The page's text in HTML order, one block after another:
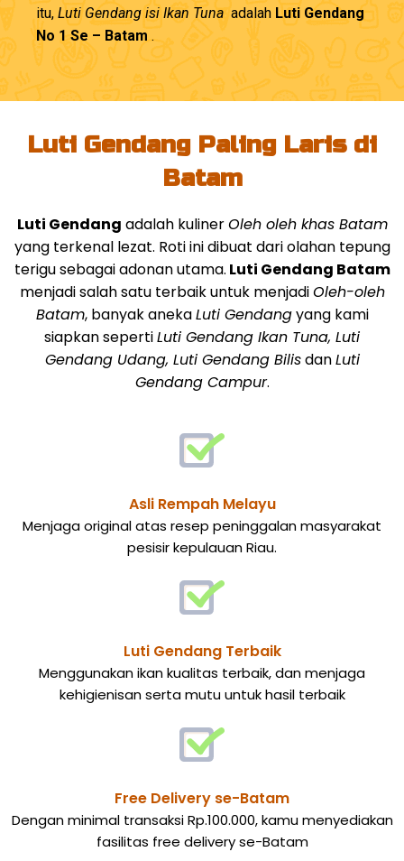
itu, Luti Gendang isi Ikan Tunaadalah Luti Gendang
No 1 Se – Batam.
Luti Gendang Paling Laris di
Batam
Luti Gendang adalah kulinerOleh oleh khas Batam
yang terkenal lezat. Roti ini dibuat dari olahan tepung
terigu sebagai adonan utama. Luti Gendang Batam
menjadi salah satu terbaik untuk menjadiOleh-oleh
Batam, banyak anekaLuti Gendangyang kami
siapkan sepertiLuti Gendang Ikan Tuna, Luti
Gendang Udang, Luti Gendang BilisdanLuti
Gendang Campur.
Asli Rempah Melayu
Menjaga original atas resep peninggalan masyarakat
pesisir kepulauan Riau.
Luti Gendang Terbaik
Menggunakan ikan kualitas terbaik, dan menjaga
kehigienisan serta mutu untuk hasil terbaik
Free Delivery se-Batam
Dengan minimal transaksi Rp.100.000, kamu menyediakan
fasilitas free delivery se-Batam